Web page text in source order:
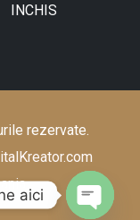
INCHIS
rezervate.
aici